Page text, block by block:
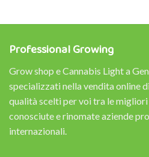
Professional Growing
Grow shop e Cannabis Light a
specializzati nella vendita online
qualità scelti per voi tra le
conosciute e rinomate aziende
internazionali.